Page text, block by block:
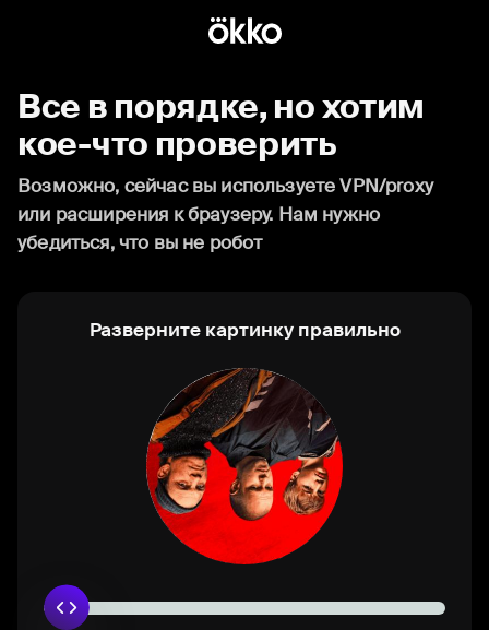
Все в порядке, но хотим
кое-что проверить
Возможно, сейчас вы используете VPN/proxy
или расширения к браузеру. Нам нужно
убедиться, что вы не робот
Разверните картинку правильно